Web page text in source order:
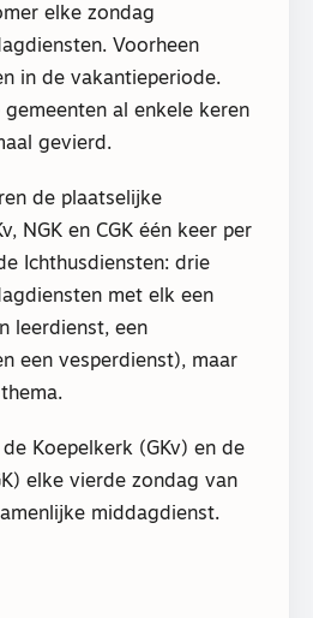
elke zondag
Voorheen
in de vakantieperiode.
al enkele keren
gevierd.
de plaatselijke
NGK en CGK één keer per
Ichthusdiensten: drie
met elk een
leerdienst, een
een vesperdienst), maar
Koepelkerk (GKv) en de
elke vierde zondag van
middagdienst.